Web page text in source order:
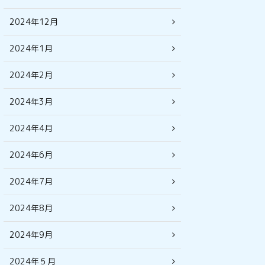
2024年12月
2024年1月
2024年2月
2024年3月
2024年4月
2024年6月
2024年7月
2024年8月
2024年9月
2024年５月